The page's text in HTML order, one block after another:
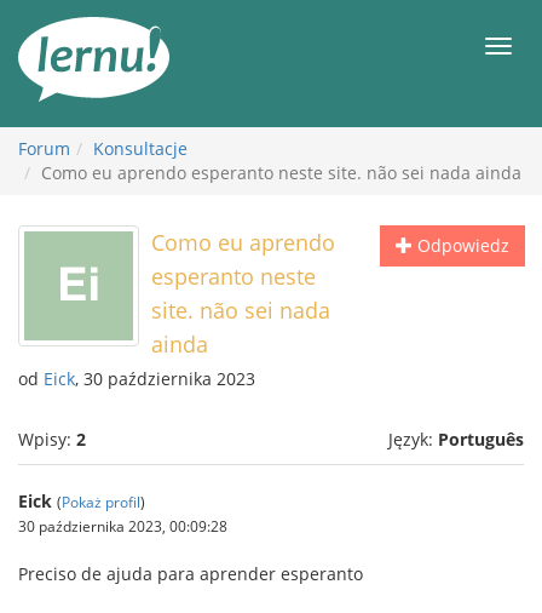
Forum
Konsultacje
Como eu aprendo esperanto neste site. não sei nada ainda
Odpowiedz
Como eu aprendo
esperanto neste
site. não sei nada
ainda
od Eick, 30 października 2023
Wpisy: 2 Język: Português
Eick (Pokaż profil)
30 października 2023, 00:09:28
Preciso de ajuda para aprender esperanto